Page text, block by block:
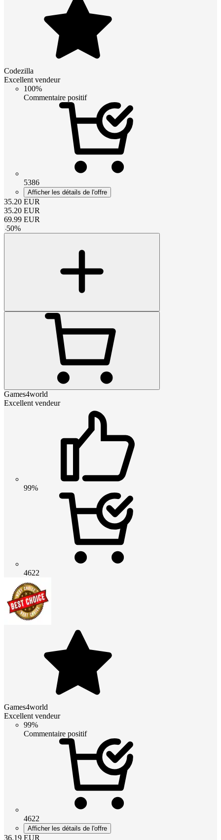
Codezilla
Excellent vendeur
100%
Commentaire positif
5386
Afficher les détails de l'offre
35.20 EUR
35.20 EUR
69.99 EUR
-50%
Games4world
Excellent vendeur
99%
4622
Games4world
Excellent vendeur
99%
Commentaire positif
4622
Afficher les détails de l'offre
36.19 EUR